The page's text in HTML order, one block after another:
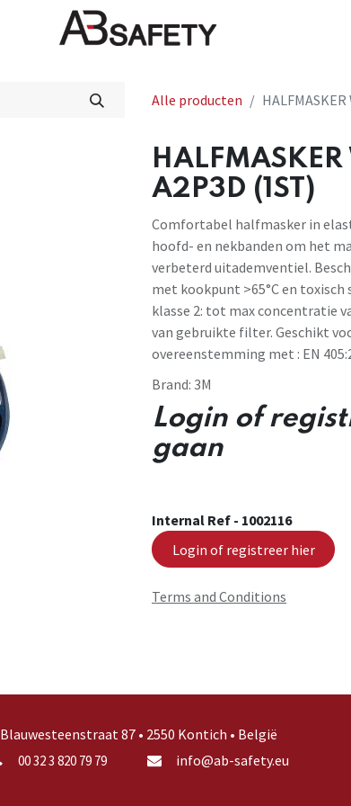
Winkel CE
Alle producten
A2P3D (1ST)
Comfortabel halfmasker in
hoofd- en nekbanden om het
verbeterd uitademventiel.
met kookpunt >65°C en
klasse 2: tot max concentratie
van gebruikte filter. Geschikt
overeenstemming met : EN
Brand: 3M
Login of
gaan
Internal Ref - 1002116
Login of registreer hier
Terms and Conditions
Blauwesteenstraat 87 • 2550 Kontich • België
00 32 3 820 79 79 info@ab-safety.eu